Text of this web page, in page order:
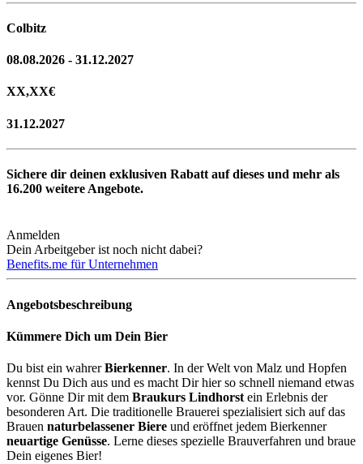
Colbitz
08.08.2026 - 31.12.2027
XX,XX€
31.12.2027
Sichere dir deinen exklusiven Rabatt auf dieses und mehr als
16.200 weitere Angebote.
Anmelden
Dein Arbeitgeber ist noch nicht dabei?
Benefits.me für Unternehmen
Angebotsbeschreibung
Kümmere Dich um Dein Bier
Du bist ein wahrerBierkenner. In der Welt von Malz und Hopfen
kennst Du Dich aus und es macht Dir hier so schnell niemand etwas
vor. Gönne Dir mit dem Braukurs Lindhorst ein Erlebnis der
besonderen Art. Die traditionelle Brauerei spezialisiert sich auf das
Brauen naturbelassener Biere und eröffnet jedem Bierkenner
neuartige Genüsse. Lerne dieses spezielle Brauverfahren und braue
Dein eigenes Bier!